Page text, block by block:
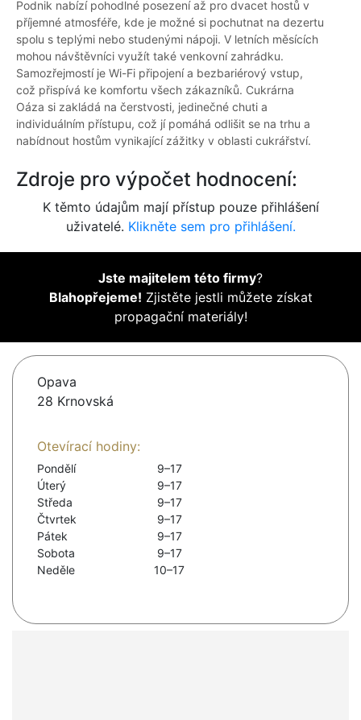
Podnik nabízí pohodlné posezení až pro dvacet hostů v
příjemné atmosféře, kde je možné si pochutnat na dezertu
spolu s teplými nebo studenými nápoji. V letních měsících
mohou návštěvníci využít také venkovní zahrádku.
Samozřejmostí je Wi-Fi připojení a bezbariérový vstup,
což přispívá ke komfortu všech zákazníků. Cukrárna
Oáza si zakládá na čerstvosti, jedinečné chuti a
individuálním přístupu, což jí pomáhá odlišit se na trhu a
nabídnout hostům vynikající zážitky v oblasti cukrářství.
Zdroje pro výpočet hodnocení:
K těmto údajům mají přístup pouze přihlášení
uživatelé. Klikněte sem pro přihlášení.
Jste majitelem této firmy?
Blahopřejeme! Zjistěte jestli můžete získat
propagační materiály!
Opava
28 Krnovská
Otevírací hodiny:
Pondělí
9–17
Úterý
9–17
Středa
9–17
Čtvrtek
9–17
Pátek
9–17
Sobota
9–17
Neděle
10–17